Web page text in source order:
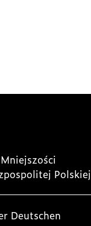
Polskiej
Deutschen